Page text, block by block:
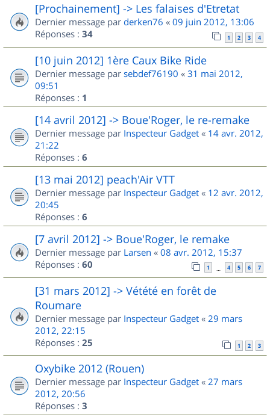
[Prochainement] -> Les falaises d'Etretat
Dernier message par derken76 « 09 juin 2012, 13:06
Réponses : 34 1 2 3 4
[10 juin 2012] 1ère Caux Bike Ride
Dernier message par sebdef76190 « 31 mai 2012,
09:51
Réponses : 1
[14 avril 2012] -> Boue'Roger, le re-remake
Dernier message par Inspecteur Gadget « 14 avr. 2012,
21:22
Réponses : 6
[13 mai 2012] peach'Air VTT
Dernier message par Inspecteur Gadget « 12 avr. 2012,
20:45
Réponses : 6
[7 avril 2012] -> Boue'Roger, le remake
Dernier message par Larsen « 08 avr. 2012, 15:37
Réponses : 60 1 … 4 5 6 7
[31 mars 2012] -> Vétété en forêt de
Roumare
Dernier message par Inspecteur Gadget « 29 mars
2012, 22:15
Réponses : 25 1 2 3
Oxybike 2012 (Rouen)
Dernier message par Inspecteur Gadget « 27 mars
2012, 20:56
Réponses : 3